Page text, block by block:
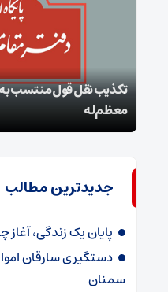
تکذیب نقل قول منتسب به
معظم‌له
جدیدترین مطالب
پایان یک زندگی، آغاز
دستگیری سارقان
سمنان